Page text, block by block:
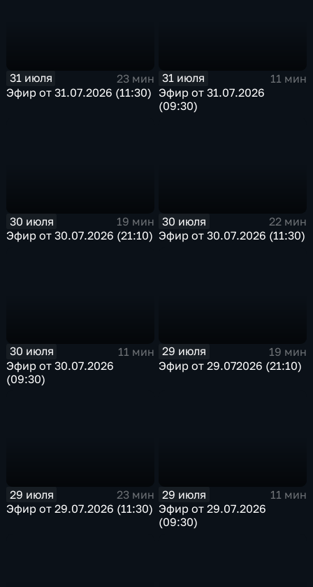
31 июля
23 мин
Эфир от 31.07.2026 (11:30)
31 июля
11 мин
Эфир от 31.07.2026
(09:30)
30 июля
19 мин
Эфир от 30.07.2026 (21:10)
30 июля
22 мин
Эфир от 30.07.2026 (11:30)
30 июля
11 мин
Эфир от 30.07.2026
(09:30)
29 июля
19 мин
Эфир от 29.072026 (21:10)
29 июля
23 мин
Эфир от 29.07.2026 (11:30)
29 июля
11 мин
Эфир от 29.07.2026
(09:30)